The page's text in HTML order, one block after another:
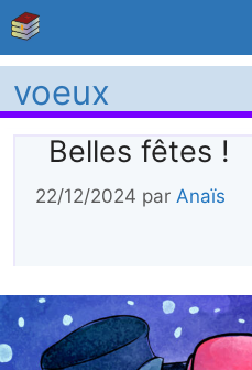
Aller
au
contenu
voeux
Belles fêtes !
22/12/2024 par Anaïs